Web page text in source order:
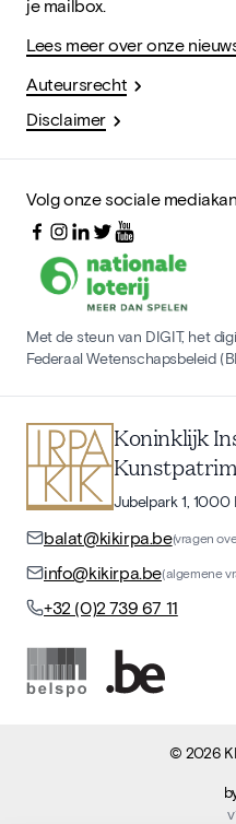
je mailbox.
Lees meer over onze
Auteursrecht
Disclaimer
Volg onze sociale
Met de steun van DIGIT, het
Federaal Wetenschapsbeleid
Koninklijk
Jubelpark 1, 1000
balat@kikirpa.be(vragen
info@kikirpa.be(algemene
+32 (0)2 739 67 11
©2026
v